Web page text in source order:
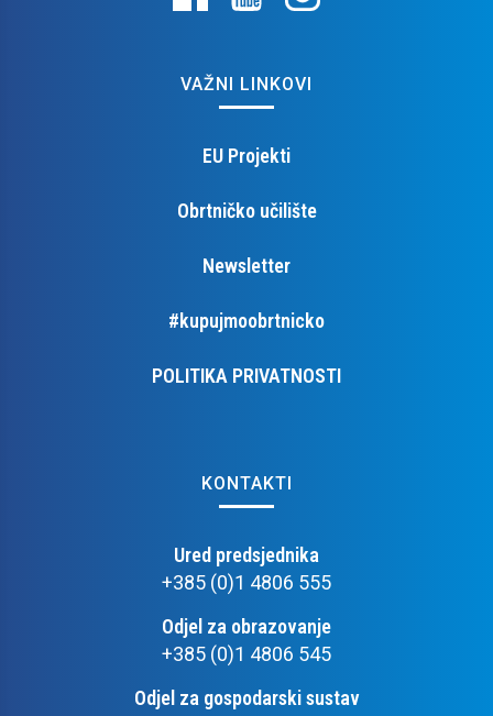
VAŽNI LINKOVI
EU Projekti
Obrtničko učilište
Newsletter
#kupujmoobrtnicko
POLITIKA PRIVATNOSTI
KONTAKTI
Ured predsjednika
+385 (0)1 4806 555
Odjel za obrazovanje
+385 (0)1 4806 545
Odjel za gospodarski sustav